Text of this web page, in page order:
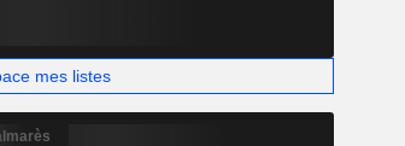
mes listes